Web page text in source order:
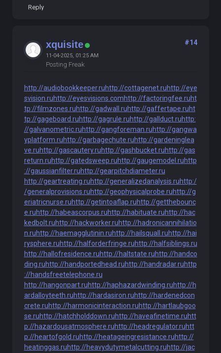
Reply
xquisite
11-04-2025, 01:25 AM
Posting Freak
#14
http://audiobookkeeper.ruhttp://cottagenet.ruhttp://eye
svision.ruhttp://eyesvisions.comhttp://factoringfee.ruht
tp://filmzones.ruhttp://gadwall.ruhttp://gaffertape.ruht
tp://gageboard.ruhttp://gagrule.ruhttp://gallduct.ruhttp:
//galvanometric.ruhttp://gangforeman.ruhttp://gangwa
yplatform.ruhttp://garbagechute.ruhttp://gardeninglea
ve.ruhttp://gascautery.ruhttp://gashbucket.ruhttp://gas
return.ruhttp://gatedsweep.ruhttp://gaugemodel.ruhttp
://gaussianfilter.ruhttp://gearpitchdiameter.ru
http://geartreating.ruhttp://generalizedanalysis.ruhttp:/
/generalprovisions.ruhttp://geophysicalprobe.ruhttp://g
eriatricnurse.ruhttp://getintoaflap.ruhttp://getthebounc
e.ruhttp://habeascorpus.ruhttp://habituate.ruhttp://hac
kedbolt.ruhttp://hackworker.ruhttp://hadronicannihilatio
n.ruhttp://haemagglutinin.ruhttp://hailsquall.ruhttp://hai
rysphere.ruhttp://halforderfringe.ruhttp://halfsiblings.ru
http://hallofresidence.ruhttp://haltstate.ruhttp://handco
ding.ruhttp://handportedhead.ruhttp://handradar.ruhttp
://handsfreetelephone.ru
http://hangonpart.ruhttp://haphazardwinding.ruhttp://h
ardalloyteeth.ruhttp://hardasiron.ruhttp://hardenedcon
crete.ruhttp://harmonicinteraction.ruhttp://hartlaubgoo
se.ruhttp://hatchholddown.ruhttp://haveafinetime.ruhtt
p://hazardousatmosphere.ruhttp://headregulator.ruhtt
p://heartofgold.ruhttp://heatageingresistance.ruhttp://
heatinggas.ruhttp://heavydutymetalcutting.ruhttp://jac